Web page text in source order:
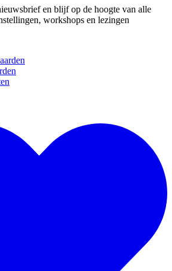
en blijf op de hoogte van alle
workshops en lezingen